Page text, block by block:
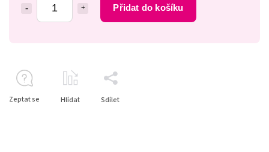
Přidat do košíku
Zeptat se Hlídat Sdílet